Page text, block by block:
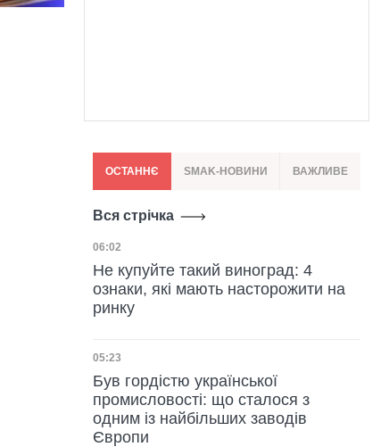
ОСТАННЄ SMAK-НОВИНИ ВАЖЛИВЕ
Вся стрічка
Дата публікації
06:02
Не купуйте такий виноград: 4
ознаки, які мають насторожити на
ринку
Дата публікації
05:23
Був гордістю української
промисловості: що сталося з
одним із найбільших заводів
Європи